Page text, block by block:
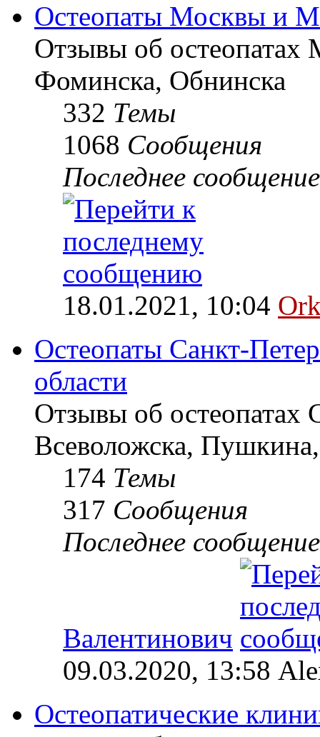
Остеопаты Москвы и
Отзывы об
Фоминска, Обнинска
332 Темы
1068 Сообщения
Последнее сообщение
18.01.2021, 10:04
Остеопаты Санкт-
области
Отзывы об остеопатах
Всеволожска,
174 Темы
317 Сообщения
Последнее сообщение
Валентинович
09.03.2020, 13:58
Остеопатические